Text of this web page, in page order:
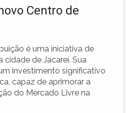
Centro de
é uma iniciativa de
cidade de Jacareí. Sua
investimento significativo
capaz de aprimorar a
do Mercado Livre na